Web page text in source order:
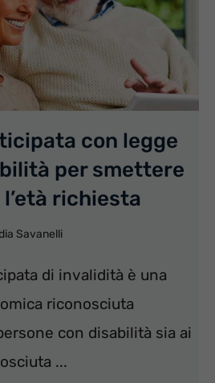
con legge
per smettere
richiesta
Savanelli
di invalidità è una
riconosciuta
con disabilità sia ai
...